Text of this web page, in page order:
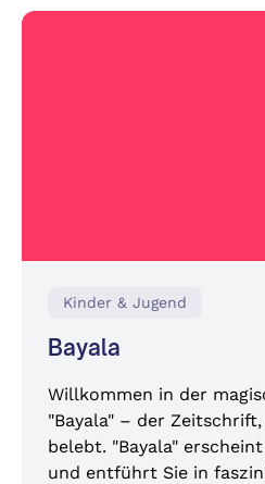
Kinder & Jugend
Bayala
Willkommen in der
"Bayala" – der
belebt. "Bayala"
und entführt Sie in